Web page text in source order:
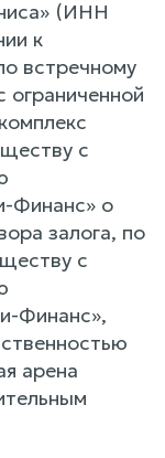
(ИНН
к
встречному
с
Финанс» о
залога, по
с
Финанс»,
арена